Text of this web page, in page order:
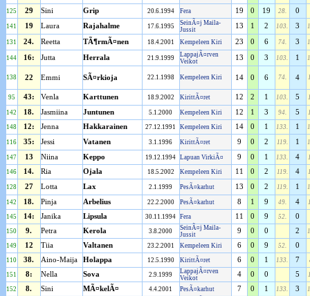
125 29 Sini Grip 20.6.1994 Fera 19 0 19 28. 0
141 19 Laura Rajahalme 17.6.1995
SeinÃ¤j Maila-
Jussit
13 1 2 103. 3
131 24. Reetta TÃ¶rmÃ¤nen 18.4.2001 Kempeleen Kiri 23 0 6 74. 3
144 16: Jutta Herrala 21.9.1999
LappajÃ¤rven
Veikot
13 0 3 103. 1
138 22 Emmi SÃ¤rkioja 22.1.1998 Kempeleen Kiri 14 0 6 74. 4
95 43: Venla Karttunen 18.9.2002 KirittÃ¤ret 12 2 1 103. 5
142 18. Jasmiina Juntunen 5.1.2000 Kempeleen Kiri 12 1 3 94. 5
148 12: Jenna Hakkarainen 27.12.1991 Kempeleen Kiri 14 0 1 133. 1
116 35: Jessi Vatanen 3.1.1996 KirittÃ¤ret 9 0 2 119. 1
147 13 Niina Keppo 19.12.1994 Lapuan VirkiÃ¤ 9 0 1 133. 4
146 14. Ria Ojala 18.5.2002 Kempeleen Kiri 11 0 2 119. 4
128 27 Lotta Lax 2.1.1999 PesÃ¤karhut 13 0 2 119. 1
142 18. Pinja Arbelius 22.2.2000 PesÃ¤karhut 8 1 9 49. 4
145 14: Janika Lipsula 30.11.1994 Fera 11 0 9 52. 0
150 9. Petra Kerola 3.8.2000
SeinÃ¤j Maila-
Jussit
9 0 0 2
149 12 Tiia Valtanen 23.2.2001 Kempeleen Kiri 6 0 9 52. 0
110 38. Aino-Maija Holappa 12.5.1990 KirittÃ¤ret 6 0 1 133. 7
151 8: Nella Sova 2.9.1999
LappajÃ¤rven
Veikot
4 0 0 5
152 8. Sini MÃ¤kelÃ¤ 4.4.2001 PesÃ¤karhut 7 0 1 133. 3